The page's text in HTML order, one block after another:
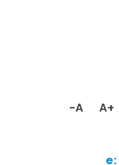
-A A+
e: